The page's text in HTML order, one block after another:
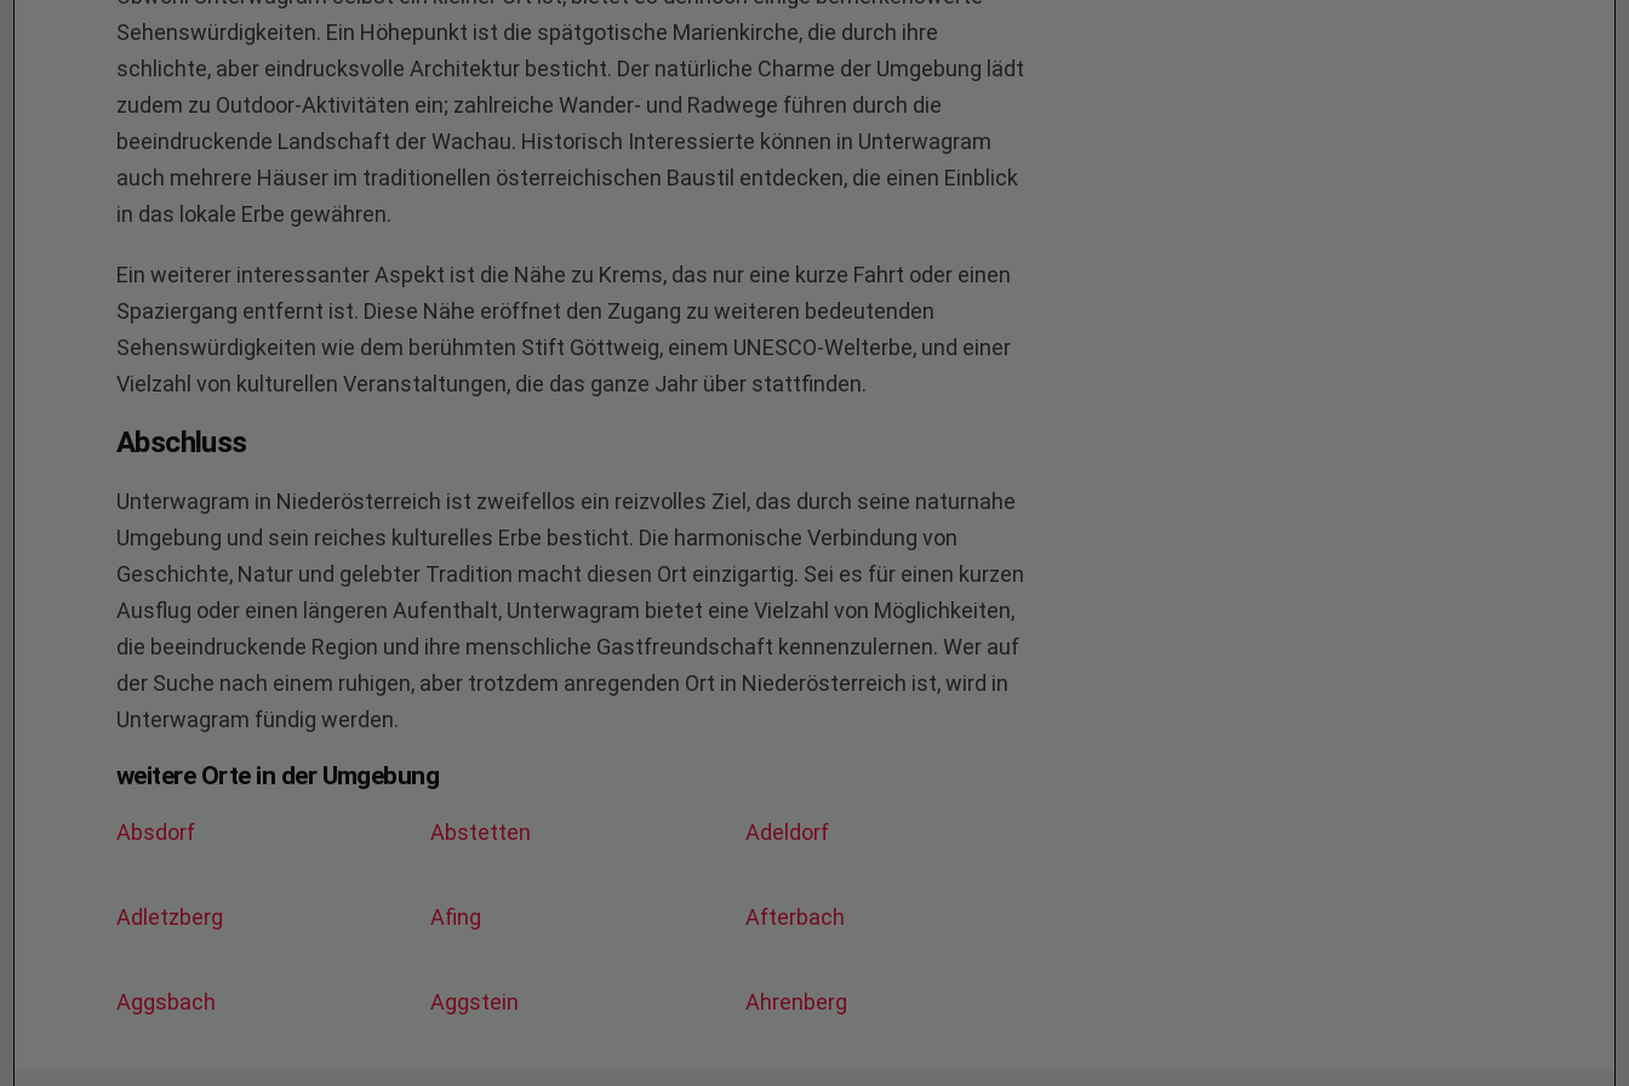
Sehenswürdigkeiten. Ein Höhepunkt ist die spätgotische Marienkirche, die durch ihre
schlichte, aber eindrucksvolle Architektur besticht. Der natürliche Charme der Umgebung lädt
zudem zu Outdoor-Aktivitäten ein; zahlreiche Wander- und Radwege führen durch die
beeindruckende Landschaft der Wachau. Historisch Interessierte können in Unterwagram
auch mehrere Häuser im traditionellen österreichischen Baustil entdecken, die einen Einblick
in das lokale Erbe gewähren.
Ein weiterer interessanter Aspekt ist die Nähe zu Krems, das nur eine kurze Fahrt oder einen
Spaziergang entfernt ist. Diese Nähe eröffnet den Zugang zu weiteren bedeutenden
Sehenswürdigkeiten wie dem berühmten Stift Göttweig, einem UNESCO-Welterbe, und einer
Vielzahl von kulturellen Veranstaltungen, die das ganze Jahr über stattfinden.
Abschluss
Unterwagram in Niederösterreich ist zweifellos ein reizvolles Ziel, das durch seine naturnahe
Umgebung und sein reiches kulturelles Erbe besticht. Die harmonische Verbindung von
Geschichte, Natur und gelebter Tradition macht diesen Ort einzigartig. Sei es für einen kurzen
Ausflug oder einen längeren Aufenthalt, Unterwagram bietet eine Vielzahl von Möglichkeiten,
die beeindruckende Region und ihre menschliche Gastfreundschaft kennenzulernen. Wer auf
der Suche nach einem ruhigen, aber trotzdem anregenden Ort in Niederösterreich ist, wird in
Unterwagram fündig werden.
weitere Orte in der Umgebung
Absdorf Abstetten Adeldorf
Adletzberg Afing Afterbach
Aggsbach Aggstein Ahrenberg